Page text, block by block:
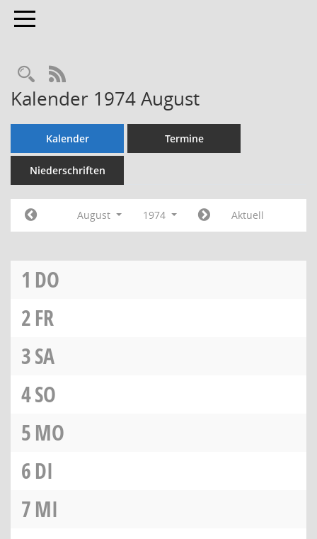
Toggle navigation
Rechercheauswahl
RSS-Feed
Kalender 1974 August
Kalender Termine
Niederschriften
August 1974 Aktuell
1 DO
2FR
3SA
4SO
5MO
6DI
7MI